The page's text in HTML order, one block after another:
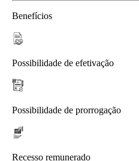
Benefícios
Possibilidade de efetivação
Possibilidade de prorrogação
Recesso remunerado